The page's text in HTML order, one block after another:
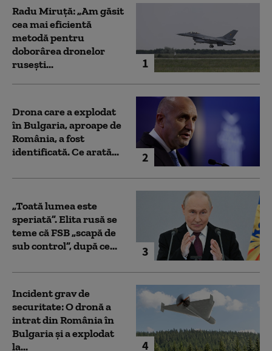
1
Radu Miruță: „Am găsit
cea mai eficientă
metodă pentru
doborârea dronelor
rusești...
2
Drona care a explodat
în Bulgaria, aproape de
România, a fost
identificată. Ce arată...
3
„Toată lumea este
speriată”. Elita rusă se
teme că FSB „scapă de
sub control”, după ce...
4
Incident grav de
securitate: O dronă a
intrat din România în
Bulgaria şi a explodat
la...